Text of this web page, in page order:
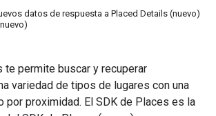
datos de respuesta a Placed Details (nuevo)
te permite buscar y recuperar
variedad de tipos de lugares con una
por proximidad. El SDK de Places es la